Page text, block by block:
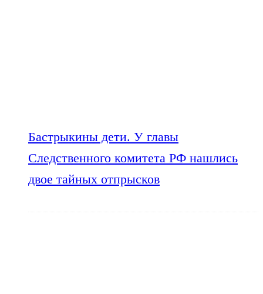
Бастрыкины дети. У главы
Следственного комитета РФ нашлись
двое тайных отпрысков